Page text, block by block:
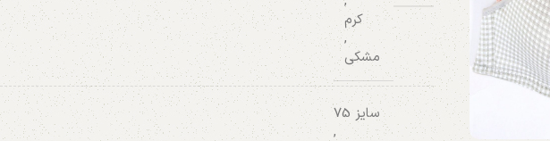
کرم
,
مشکی
سایز 75
,